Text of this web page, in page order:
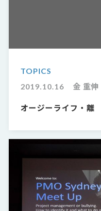
TOPICS
2019.10.16
金 重伸
オージーライフ・離